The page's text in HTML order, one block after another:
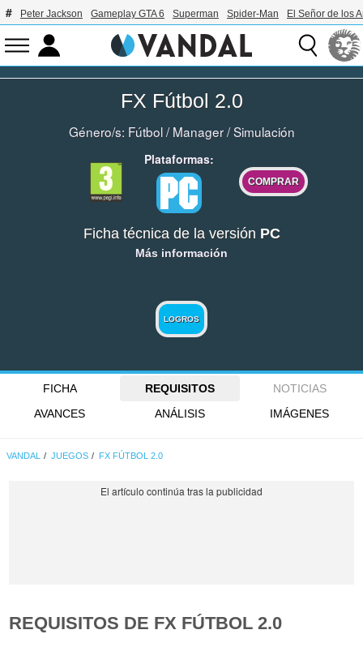
Peter Jackson Gameplay GTA 6 Superman Spider-Man El Señor de los
FX Fútbol 2.0
Género/s: Fútbol/Manager/Simulación
Plataformas:
COMPRAR
Ficha técnica de la versión PC
Más información
LOGROS
FICHA REQUISITOS
NOTICIAS
AVANCES
ANÁLISIS IMÁGENES
VANDAL JUEGOS FX FÚTBOL 2.0
REQUISITOS DE FX FÚTBOL 2.0